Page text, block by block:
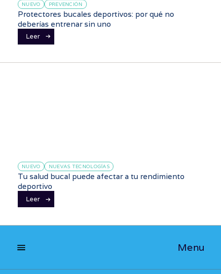
NUEVO PREVENCIÓN
Protectores bucales deportivos: por qué no
deberías entrenar sin uno
Leer
NUEVO NUEVAS TECNOLOGÍAS
Tu salud bucal puede afectar a tu rendimiento
deportivo
Leer
Menu